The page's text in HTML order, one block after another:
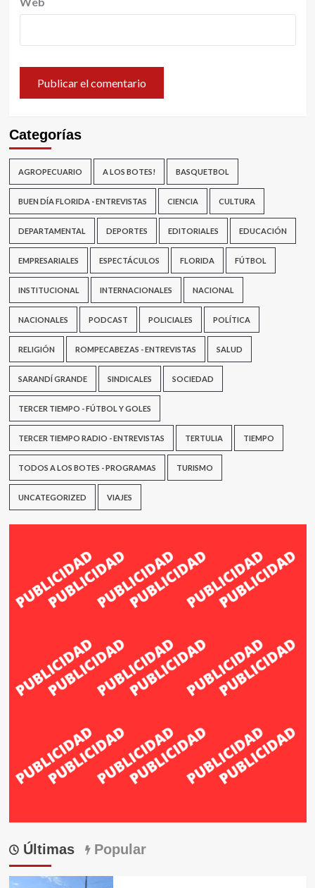
Categorías
AGROPECUARIO A LOS BOTES! BASQUETBOL
BUEN DÍA FLORIDA - ENTREVISTAS CIENCIA CULTURA
DEPARTAMENTAL DEPORTES EDITORIALES EDUCACIÓN
EMPRESARIALES ESPECTÁCULOS FLORIDA FÚTBOL
INSTITUCIONAL INTERNACIONALES NACIONAL
NACIONALES PODCAST POLICIALES POLÍTICA
RELIGIÓN ROMPECABEZAS - ENTREVISTAS SALUD
SARANDÍ GRANDE SINDICALES SOCIEDAD
TERCER TIEMPO - FÚTBOL Y GOLES
TERCER TIEMPO RADIO - ENTREVISTAS TERTULIA TIEMPO
TODOS A LOS BOTES - PROGRAMAS TURISMO
UNCATEGORIZED VIAJES
Últimas Popular